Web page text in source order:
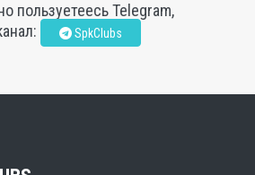
пользуетеесь Telegram,
SpkClubs